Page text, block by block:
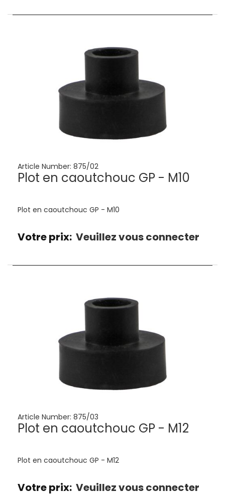
Article Number: 875/02
Plot en caoutchouc GP - M10
Plot en caoutchouc GP - M10
Votre prix: Veuillez vous connecter
Article Number: 875/03
Plot en caoutchouc GP - M12
Plot en caoutchouc GP - M12
Votre prix: Veuillez vous connecter